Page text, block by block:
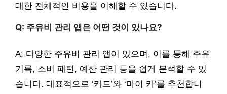
대한 전체적인 비용을 이해할 수 있습니다.
Q: 주유비 관리 앱은 어떤 것이 있나요?
A: 다양한 주유비 관리 앱이 있으며, 이를 통해 주유
기록, 소비 패턴, 예산 관리 등을 쉽게 분석할 수 있
습니다. 대표적으로 ‘카드’와 ‘마이 카’를 추천합니